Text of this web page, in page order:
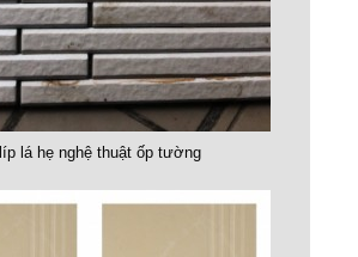
lá hẹ nghệ thuật ốp tường